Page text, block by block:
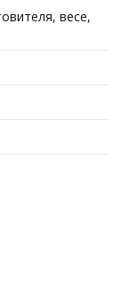
весе,